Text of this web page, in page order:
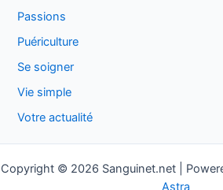
Passions
Puériculture
Se soigner
Vie simple
Votre actualité
Copyright © 2026 Sanguinet.net |
Astra